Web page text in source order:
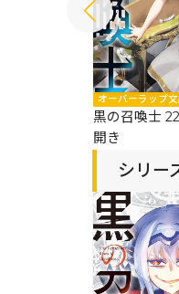
オーバーラップ
黒の召喚士
開き
シリー